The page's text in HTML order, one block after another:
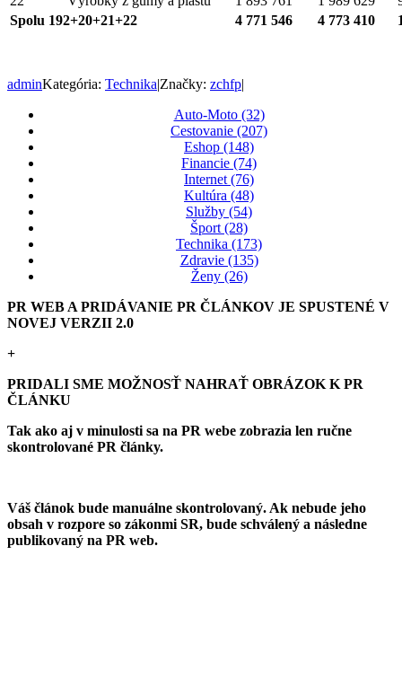
Spolu 192+20+21+22
4 771 546 4 773 410
adminKategória: Technika|Značky: zchfp|
Auto-Moto (32)
Cestovanie (207)
Eshop (148)
Financie (74)
Internet (76)
Kultúra (48)
Služby (54)
Šport (28)
Technika (173)
Zdravie (135)
Ženy (26)
PR WEB A PRIDÁVANIE PR ČLÁNKOV JE SPUSTENÉ V
NOVEJ VERZII 2.0
+
PRIDALI SME MOŽNOSŤ NAHRAŤ OBRÁZOK K PR
ČLÁNKU
Tak ako aj v minulosti sa na PR webe zobrazia len ručne
skontrolované PR články.
Váš článok bude manuálne skontrolovaný. Ak nebude jeho
obsah v rozpore so zákonmi SR, bude schválený a následne
publikovaný na PR web.